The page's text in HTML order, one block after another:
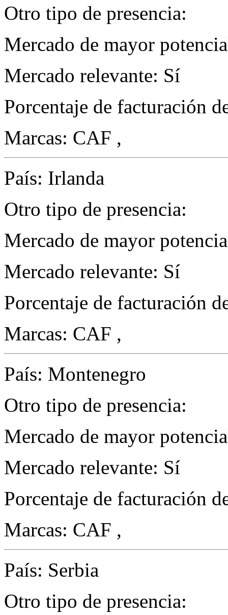
Otro tipo de presencia:
Mercado de mayor
Mercado relevante: Sí
Porcentaje de facturación
Marcas: CAF ,
País: Irlanda
Otro tipo de presencia:
Mercado de mayor
Mercado relevante: Sí
Porcentaje de facturación
Marcas: CAF ,
País: Montenegro
Otro tipo de presencia:
Mercado de mayor
Mercado relevante: Sí
Porcentaje de facturación
Marcas: CAF ,
País: Serbia
Otro tipo de presencia: